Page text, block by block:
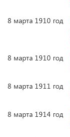
8 марта 1910 год
8 марта 1910 год
8 марта 1911 год
8 марта 1914 год